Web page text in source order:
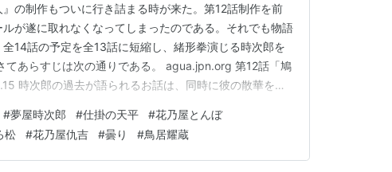
同情を買っていた。現代おいても、時代劇「遠山の
景元イコール正義、鳥居イコール悪役の図式があ
ズのほかに必殺シリーズ その他の時代劇における悪
者が付き、使用人と医師が置かれた。監視は厳し
の制作もついに行き詰まる時が来た。第12話制作を前
が遂に取れなくなってしまったのである。それでも物語
14話の予定を全13話に短縮し、緒形拳演じる時次郎を
てあらすじは次の通りである。 agua.jpn.org 第12話「鳩
時次郎の過去が語られるお話は、同時に彼の散華を描
となる。仲間と訣別し暗殺の時を待ち塔に籠る時次郎、
#夢屋時次郎 #仕掛の天平 #花乃屋とんぼ
松 #花乃屋仇吉 #曇り #鳥居耀蔵